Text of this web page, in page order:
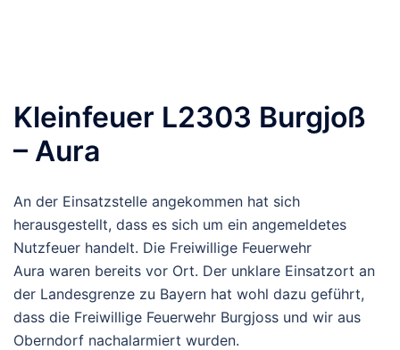
Kleinfeuer L2303 Burgjoß
– Aura
An der Einsatzstelle angekommen hat sich
herausgestellt, dass es sich um ein angemeldetes
Nutzfeuer handelt. Die Freiwillige Feuerwehr
Aura waren bereits vor Ort. Der unklare Einsatzort an
der Landesgrenze zu Bayern hat wohl dazu geführt,
dass die Freiwillige Feuerwehr Burgjoss und wir aus
Oberndorf nachalarmiert wurden.